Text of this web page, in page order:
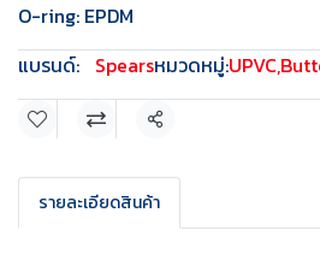
O-ring: EPDM
แบรนด์: Spearsหมวดหมู่:UPVC,
แชร์
รายละเอียดสินค้า